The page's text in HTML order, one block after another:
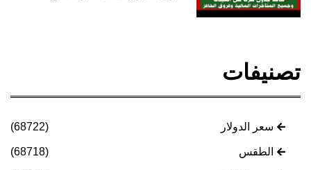
تصنيفات
سعر الدولار (68722)
الطقس (68718)